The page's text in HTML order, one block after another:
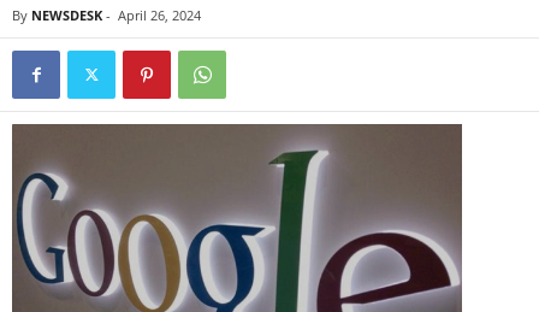
By NEWSDESK - April 26, 2024